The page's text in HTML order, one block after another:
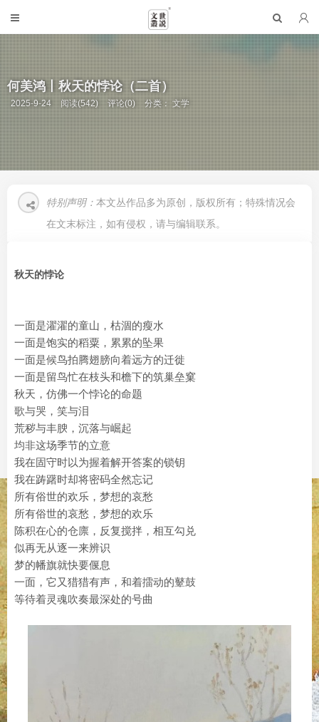
何美鸿丨秋天的悖论（二首）
2025-9-24 阅读(542) 评论(0) 分类：文学
特别声明： 本文丛作品多为原创，版权所有；特殊情况会
在文末标注，如有侵权，请与编辑联系。
秋天的悖论
一面是濯濯的童山，枯涸的瘦水
一面是饱实的稻粟，累累的坠果
一面是候鸟拍腾翅膀向着远方的迁徙
一面是留鸟忙在枝头和檐下的筑巢垒窠
秋天，仿佛一个悖论的命题
歌与哭，笑与泪
荒秽与丰腴，沉落与崛起
均非这场季节的立意
我在固守时以为握着解开答案的锁钥
我在踌躇时却将密码全然忘记
所有俗世的欢乐，梦想的哀愁
所有俗世的哀愁，梦想的欢乐
陈积在心的仓廪，反复搅拌，相互勾兑
似再无从逐一来辨识
梦的幡旗就快要偃息
一面，它又猎猎有声，和着擂动的鼙鼓
等待着灵魂吹奏最深处的号曲